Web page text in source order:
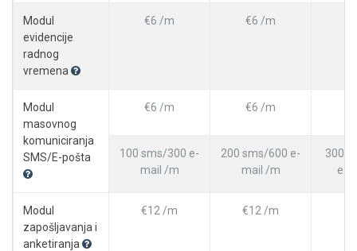
Modul
evidencije
radnog
vremena
€6 /m €6 /m
Modul
masovnog
komuniciranja
SMS/E-pošta
€6 /m €6 /m
100 sms/300 e-
mail /m
200 sms/600 e-
mail /m
300
e-
Modul
zapošljavanja i
anketiranja
€12 /m €12 /m